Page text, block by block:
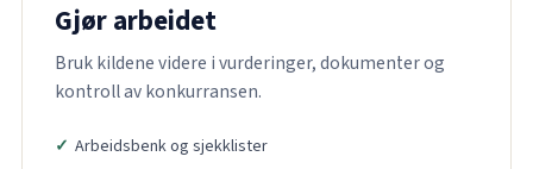
Gjør arbeidet
Bruk kildene videre i vurderinger, dokumenter og
kontroll av konkurransen.
Arbeidsbenk og sjekklister